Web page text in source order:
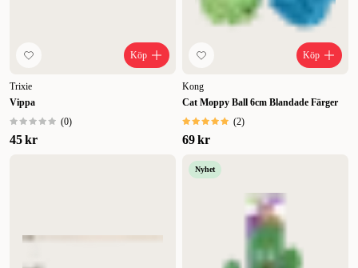
Köp
Trixie
Vippa
(0)
45 kr
Köp
Kong
Cat Moppy Ball 6cm Blandade Färger
(2)
69 kr
Nyhet